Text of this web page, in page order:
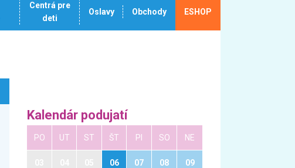
Centrá pre
deti
Oslavy Obchody ESHOP
Kalendár podujatí
PO UT ST ŠT PI SO NE
06 07 08 09